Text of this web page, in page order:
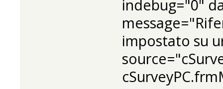
indebug="0"
impostato su